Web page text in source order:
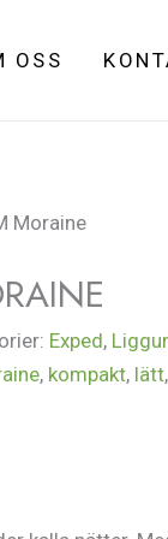
OSS
Moraine
Exped,
, kompakt, lätt,